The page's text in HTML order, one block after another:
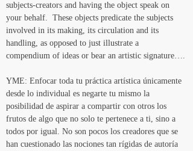
subjects-creators and having the object speak on
your behalf.  These objects predicate the subjects
involved in its making, its circulation and its
handling, as opposed to just illustrate a
compendium of ideas or bear an artistic signature….
YME: Enfocar toda tu práctica artística únicamente
desde lo individual es negarte tu mismo la
posibilidad de aspirar a compartir con otros los
frutos de algo que no solo te pertenece a ti, sino a
todos por igual. No son pocos los creadores que se
han cuestionado las nociones tan rígidas de autoría